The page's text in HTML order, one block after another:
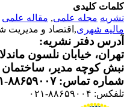
کلیدی
مجله علمی, مقاله علمی
شهری ,اقتصاد و مدیریت
دفتر نشریه:
خیابان نلسون ماندلا
کوچه مدیر، ساختمان مدیر - پلاک
تماس: ۸۸۶۵۹۰۰۷-۰۲۱
۸۸۶۵۹۰۰۴-۰۲۱